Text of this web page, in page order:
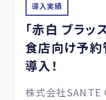
導入実績
「赤白 ブラ
食店向け予約
導入！
株式会社SANTE